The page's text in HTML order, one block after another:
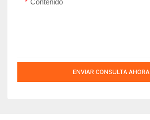
ENVIAR CONSULTA AHORA